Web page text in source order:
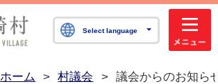
泉崎村公式ホームペ
Select language
ホーム > 村議会 > 議会からのお知ら